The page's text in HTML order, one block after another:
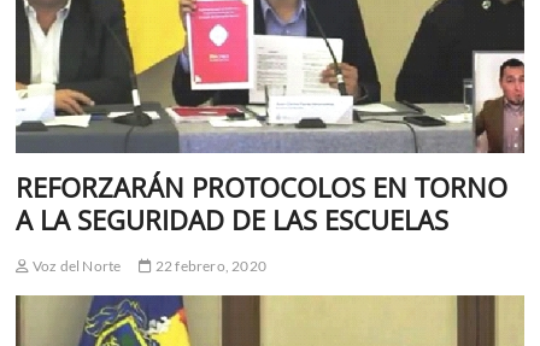
REFORZARÁN PROTOCOLOS EN TORNO
A LA SEGURIDAD DE LAS ESCUELAS
Voz del Norte 22 febrero, 2020